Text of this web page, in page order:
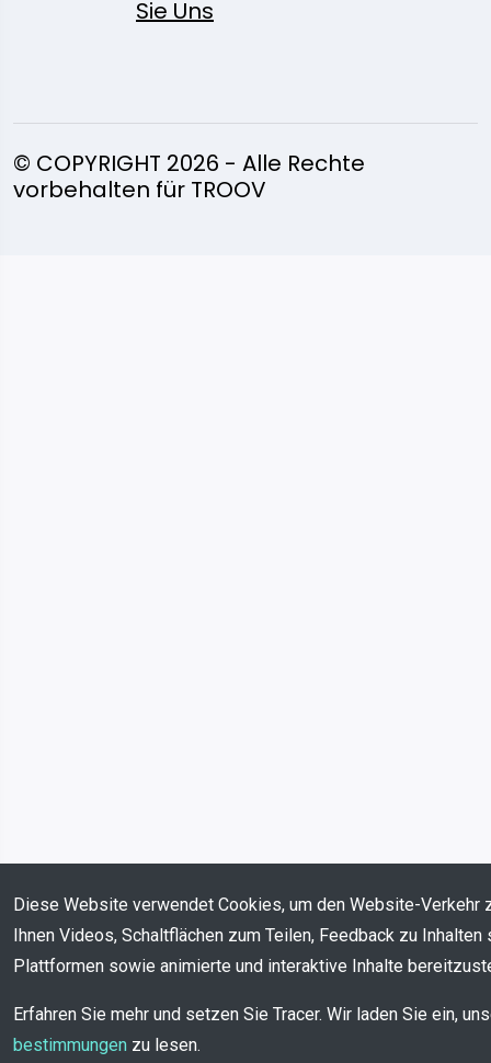
Sie Uns
© COPYRIGHT 2026 - Alle Rechte
vorbehalten für TROOV
Diese Website verwendet Cookies, um den Website-Verkehr
Ihnen Videos, Schaltflächen zum Teilen, Feedback zu Inhalten
Plattformen sowie animierte und interaktive Inhalte
Erfahren Sie mehr und setzen Sie Tracer. Wir laden Sie ein,
bestimmungen zu lesen.